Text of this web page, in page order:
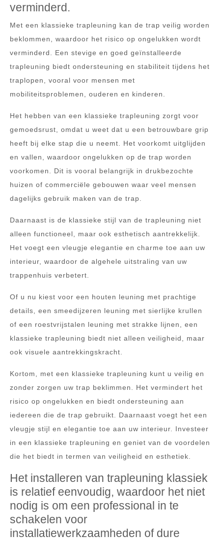
verminderd.
Met een klassieke trapleuning kan de trap veilig worden
beklommen, waardoor het risico op ongelukken wordt
verminderd. Een stevige en goed geïnstalleerde
trapleuning biedt ondersteuning en stabiliteit tijdens het
traplopen, vooral voor mensen met
mobiliteitsproblemen, ouderen en kinderen.
Het hebben van een klassieke trapleuning zorgt voor
gemoedsrust, omdat u weet dat u een betrouwbare grip
heeft bij elke stap die u neemt. Het voorkomt uitglijden
en vallen, waardoor ongelukken op de trap worden
voorkomen. Dit is vooral belangrijk in drukbezochte
huizen of commerciële gebouwen waar veel mensen
dagelijks gebruik maken van de trap.
Daarnaast is de klassieke stijl van de trapleuning niet
alleen functioneel, maar ook esthetisch aantrekkelijk.
Het voegt een vleugje elegantie en charme toe aan uw
interieur, waardoor de algehele uitstraling van uw
trappenhuis verbetert.
Of u nu kiest voor een houten leuning met prachtige
details, een smeedijzeren leuning met sierlijke krullen
of een roestvrijstalen leuning met strakke lijnen, een
klassieke trapleuning biedt niet alleen veiligheid, maar
ook visuele aantrekkingskracht.
Kortom, met een klassieke trapleuning kunt u veilig en
zonder zorgen uw trap beklimmen. Het vermindert het
risico op ongelukken en biedt ondersteuning aan
iedereen die de trap gebruikt. Daarnaast voegt het een
vleugje stijl en elegantie toe aan uw interieur. Investeer
in een klassieke trapleuning en geniet van de voordelen
die het biedt in termen van veiligheid en esthetiek.
Het installeren van trapleuning klassiek
is relatief eenvoudig, waardoor het niet
nodig is om een professional in te
schakelen voor
installatiewerkzaamheden of dure